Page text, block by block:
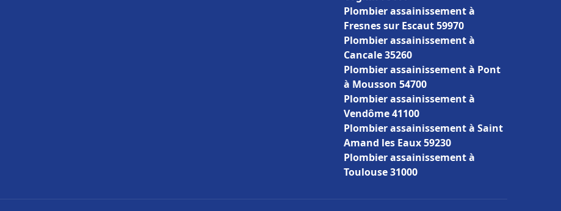
Plombier assainissement à
Fresnes sur Escaut 59970
Plombier assainissement à
Cancale 35260
Plombier assainissement à Pont
à Mousson 54700
Plombier assainissement à
Vendôme 41100
Plombier assainissement à Saint
Amand les Eaux 59230
Plombier assainissement à
Toulouse 31000